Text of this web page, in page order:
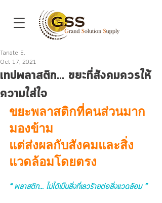
เทปพลาสติก... ขยะที่สังคมควรให้
ความใส่ใจ
Tanate E.
Oct 17, 2021
ขยะพลาสติกที่คนส่วนมาก
มองข้าม
แต่ส่งผลกับสังคมและสิ่ง
แวดล้อมโดยตรง
“ พลาสติก... ไม่ได้เป็นสิ่งที่เลวร้ายต่อสิ่งแวดล้อม ”